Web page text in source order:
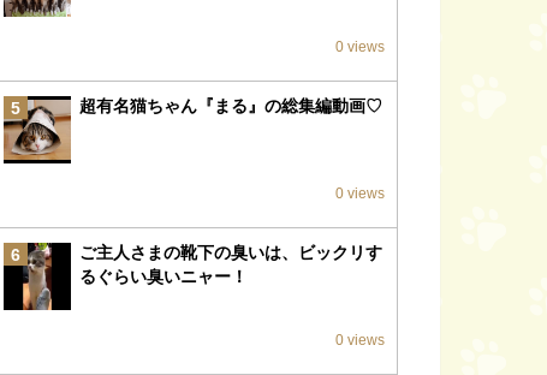
0 views
5 超有名猫ちゃん『まる』の総集編動画♡
0 views
6
ご主人さまの靴下の臭いは、ビックリす
るぐらい臭いニャー！
0 views